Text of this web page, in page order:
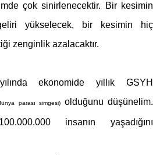
çok sinirlenecektir. Bir kesimin
yükselecek, bir kesimin hiç
zenginlik azalacaktır.
ekonomide yıllık GSYH
parası simgesi)olduğunu düşünelim.
insanın yaşadığını